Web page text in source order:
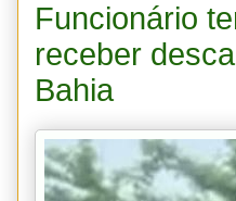
Funcionário
receber
Bahia